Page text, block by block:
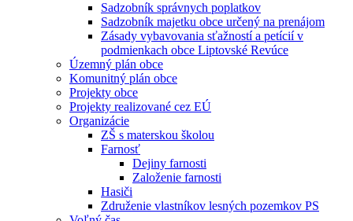
Sadzobník správnych poplatkov
Sadzobník majetku obce určený na prenájom
Zásady vybavovania sťažností a petícií v
podmienkach obce Liptovské Revúce
Územný plán obce
Komunitný plán obce
Projekty obce
Projekty realizované cez EÚ
Organizácie
ZŠ s materskou školou
Farnosť
Dejiny farnosti
Založenie farnosti
Hasiči
Združenie vlastníkov lesných pozemkov PS